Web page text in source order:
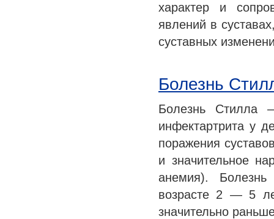
характер и
явлений в
суставных
Болезнь
Болезнь Стилла
инфектартрита у
поражения
и значительное
анемия).
возрасте 2 — 5
значительно